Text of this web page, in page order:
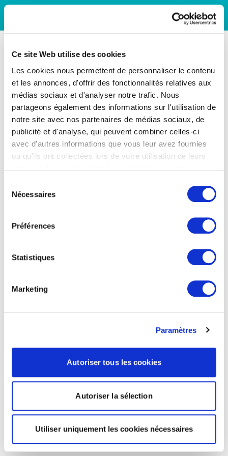
Ce site Web utilise des cookies
Les cookies nous permettent de personnaliser le contenu
et les annonces, d'offrir des fonctionnalités relatives aux
médias sociaux et d'analyser notre trafic. Nous
partageons également des informations sur l'utilisation de
notre site avec nos partenaires de médias sociaux, de
publicité et d'analyse, qui peuvent combiner celles-ci
avec d'autres informations que vous leur avez fournies
ou qu'ils ont collectées lors de votre utilisation de leurs
Nécessaires
Préférences
Statistiques
Marketing
Paramètres
Autoriser tous les cookies
Autoriser la sélection
Utiliser uniquement les cookies nécessaires